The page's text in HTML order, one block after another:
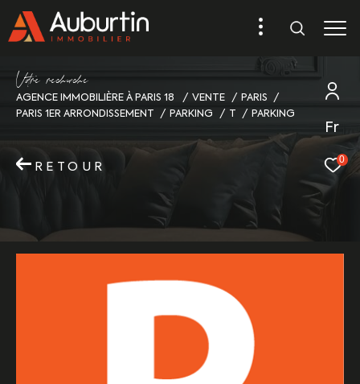
Fr
0
Vore recece
AGENCE IMMOBILIÈRE À PARIS 18 VENTE
PARIS
PARIS 1ER ARRONDISSEMENT
PARKING T PARKING
RETOUR